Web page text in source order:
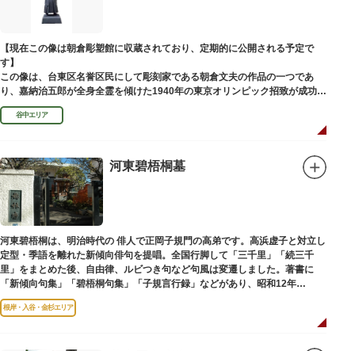
【現在この像は朝倉彫塑館に収蔵されており、定期的に公開される予定で
す】
この像は、台東区名誉区民にして彫刻家である朝倉文夫の作品の一つであ
り、嘉納治五郎が全身全霊を傾けた1940年の東京オリンピック招致が成功
（のちに返上）した、1936年に制作されました。
朝倉文夫は、1907～1910年ころに嘉納と知り合ったと推察されます。その
後も縁があり、嘉納の人柄や骨格などを熟知していた朝倉は、嘉納の海外出
ポーズは、嘉納の柔道家としての「不動の姿勢」を意識したと思われます。
谷中エリア
河東碧梧桐墓
河東碧梧桐は、明治時代の 俳人で正岡子規門の高弟です。高浜虚子と対立し
定型・季語を離れた新傾向俳句を提唱。全国行脚して「三千里」「続三千
里」をまとめた後、自由律、ルビつき句など句風は変遷しました。著書に
「新傾向句集」「碧梧桐句集」「子規言行録」などがあり、昭和12年
（1937）に没し、お墓は梅林寺（ばいりんじ）にあります。
根岸・入谷・金杉エリア